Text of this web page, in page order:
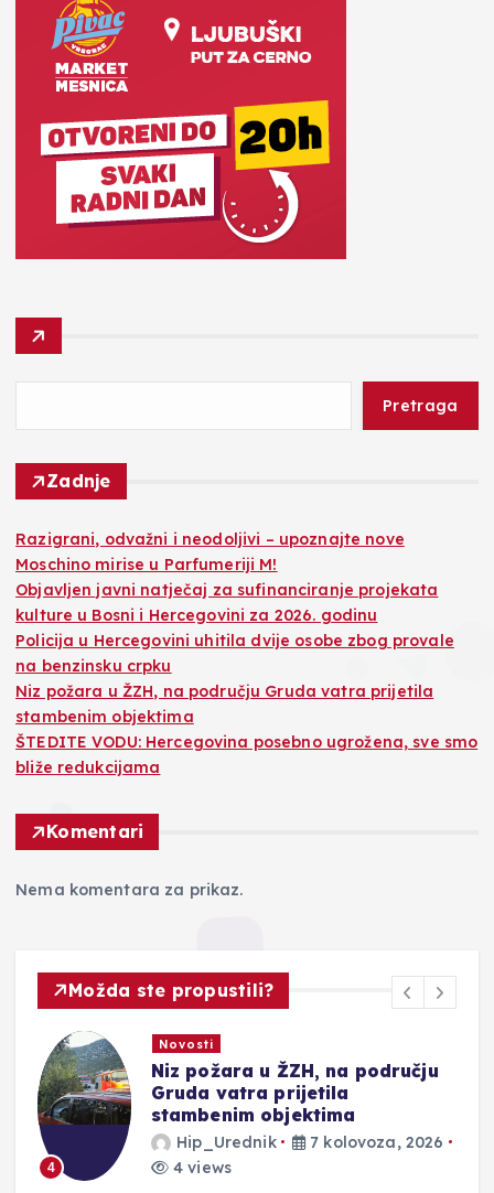
Pretraga
Zadnje
Razigrani, odvažni i neodoljivi – upoznajte nove
Moschino mirise u Parfumeriji M!
Objavljen javni natječaj za sufinanciranje projekata
kulture u Bosni i Hercegovini za 2026. godinu
Policija u Hercegovini uhitila dvije osobe zbog provale
na benzinsku crpku
Niz požara u ŽZH, na području Gruda vatra prijetila
stambenim objektima
ŠTEDITE VODU: Hercegovina posebno ugrožena, sve smo
bliže redukcijama
Komentari
Nema komentara za prikaz.
Možda ste propustili?
4
Novosti
Niz požara u ŽZH, na području
Gruda vatra prijetila
stambenim objektima
Hip_Urednik
7 kolovoza, 2026
4 views